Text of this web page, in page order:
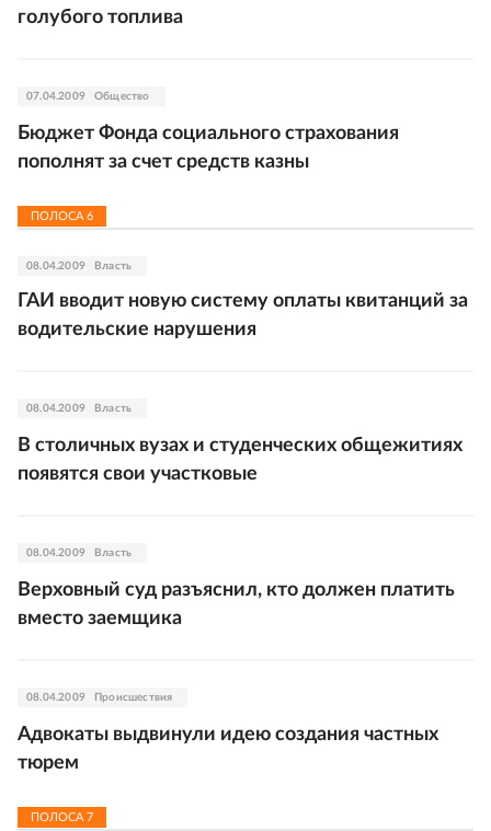
голубого топлива
07.04.2009 Общество
Бюджет Фонда социального страхования
пополнят за счет средств казны
ПОЛОСА 6
08.04.2009 Власть
ГАИ вводит новую систему оплаты квитанций за
водительские нарушения
08.04.2009 Власть
В столичных вузах и студенческих общежитиях
появятся свои участковые
08.04.2009 Власть
Верховный суд разъяснил, кто должен платить
вместо заемщика
08.04.2009 Происшествия
Адвокаты выдвинули идею создания частных
тюрем
ПОЛОСА 7